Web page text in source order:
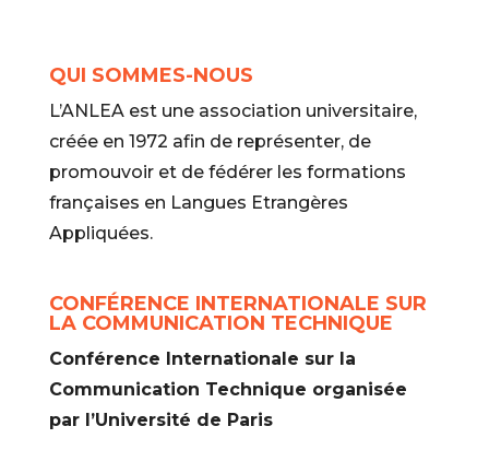
QUI SOMMES-NOUS
L’ANLEA est une association universitaire,
créée en 1972 afin de représenter, de
promouvoir et de fédérer les formations
françaises en Langues Etrangères
Appliquées.
CONFÉRENCE INTERNATIONALE SUR
LA COMMUNICATION TECHNIQUE
Conférence Internationale sur la
Communication Technique organisée
par l’Université de Paris